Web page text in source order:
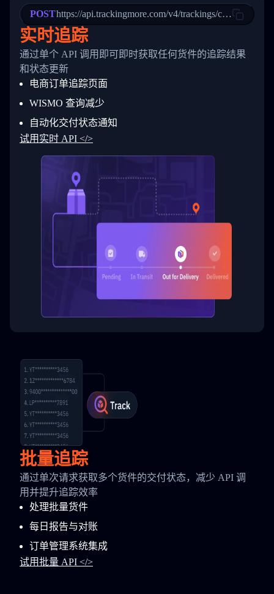
22
23
24
25
27
28
29
30
31
33
34
"StatusDescription": "Departed
"Details": "Departed Facility
          },
          {
            "Date": "2017-03-06 15:28:00",
"StatusDescription": "Shipment
"Details": "BEIJING-
          }
        ]
      }
  }
}
POSThttps://api.trackingmore.com/v4/trackings/create
实时追踪
通过单个 API 调用即可即时获取任何货件的追踪结果
和状态更新
电商订单追踪页面
WISMO 查询减少
自动化交付状态通知
试用实时 API </>
批量追踪
通过单次请求获取多个货件的交付状态，减少 API 调
用并提升追踪效率
处理批量货件
每日报告与对账
订单管理系统集成
试用批量 API </>